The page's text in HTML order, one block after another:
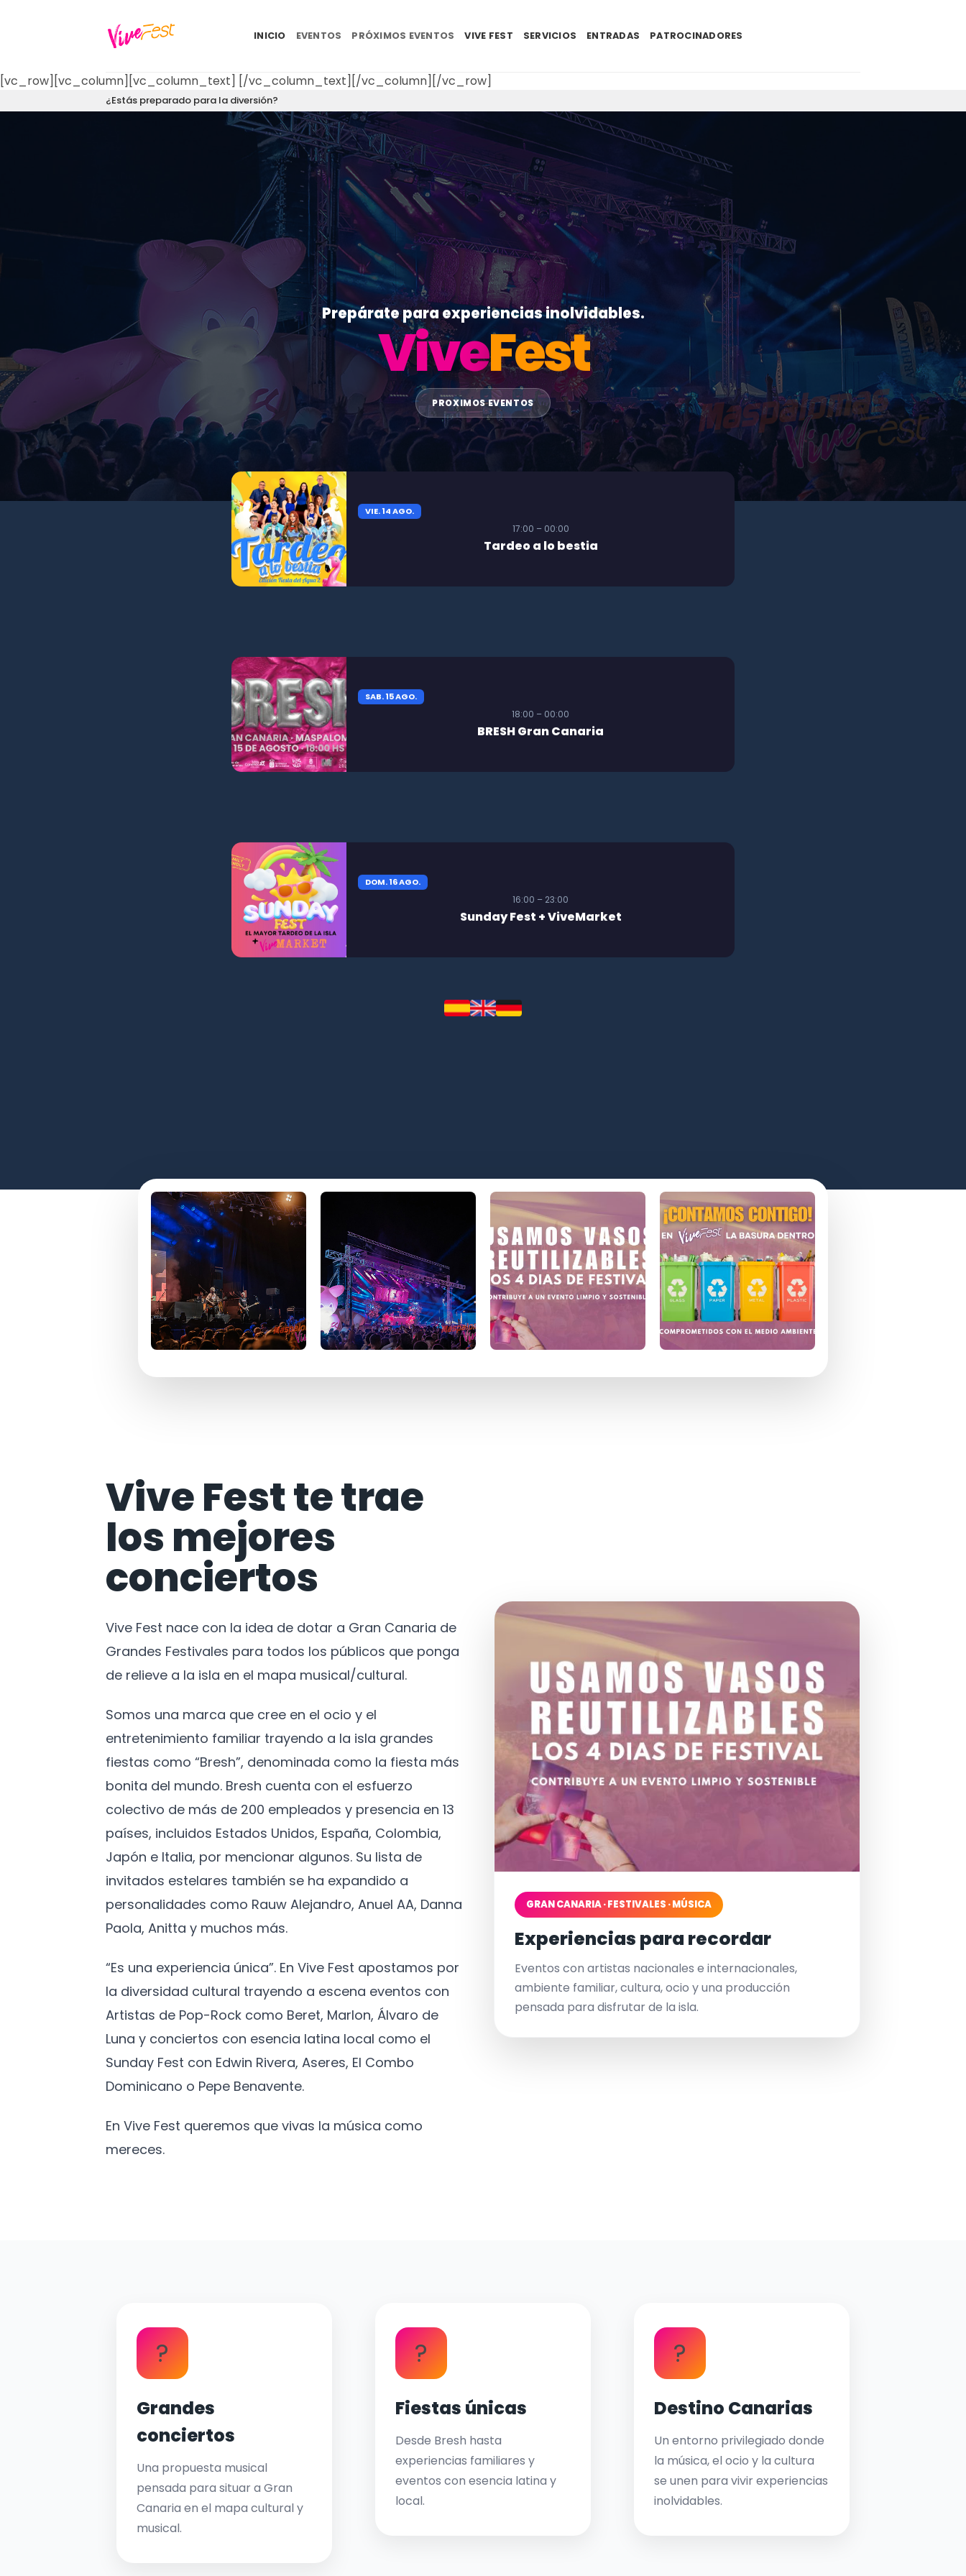
INICIO EVENTOS PRÓXIMOS EVENTOS VIVE FEST SERVICIOS ENTRADAS PATROCINADORES
[vc_row][vc_column][vc_column_text] [/vc_column_text][/vc_column][/vc_row]
¿Estás preparado para la diversión?
Prepárate para experiencias inolvidables.
ViveFest
PROXIMOS EVENTOS
VIE. 14 AGO.
17:00 – 00:00
Tardeo a lo bestia
SAB. 15 AGO.
18:00 – 00:00
BRESH Gran Canaria
DOM. 16 AGO.
16:00 – 23:00
Sunday Fest + ViveMarket
Vive Fest te trae
los mejores
conciertos
Vive Fest nace con la idea de dotar a Gran Canaria de
Grandes Festivales para todos los públicos que ponga
de relieve a la isla en el mapa musical/cultural.
Somos una marca que cree en el ocio y el
entretenimiento familiar trayendo a la isla grandes
fiestas como “Bresh”, denominada como la fiesta más
bonita del mundo. Bresh cuenta con el esfuerzo
colectivo de más de 200 empleados y presencia en 13
países, incluidos Estados Unidos, España, Colombia,
Japón e Italia, por mencionar algunos. Su lista de
invitados estelares también se ha expandido a
personalidades como Rauw Alejandro, Anuel AA, Danna
Paola, Anitta y muchos más.
“Es una experiencia única”. En Vive Fest apostamos por
la diversidad cultural trayendo a escena eventos con
Artistas de Pop-Rock como Beret, Marlon, Álvaro de
Luna y conciertos con esencia latina local como el
Sunday Fest con Edwin Rivera, Aseres, El Combo
Dominicano o Pepe Benavente.
En Vive Fest queremos que vivas la música como
mereces.
GRAN CANARIA · FESTIVALES · MÚSICA
Experiencias para recordar
Eventos con artistas nacionales e internacionales,
ambiente familiar, cultura, ocio y una producción
pensada para disfrutar de la isla.
?
Grandes
conciertos
Una propuesta musical
pensada para situar a Gran
Canaria en el mapa cultural y
musical.
?
Fiestas únicas
Desde Bresh hasta
experiencias familiares y
eventos con esencia latina y
local.
?
Destino Canarias
Un entorno privilegiado donde
la música, el ocio y la cultura
se unen para vivir experiencias
inolvidables.